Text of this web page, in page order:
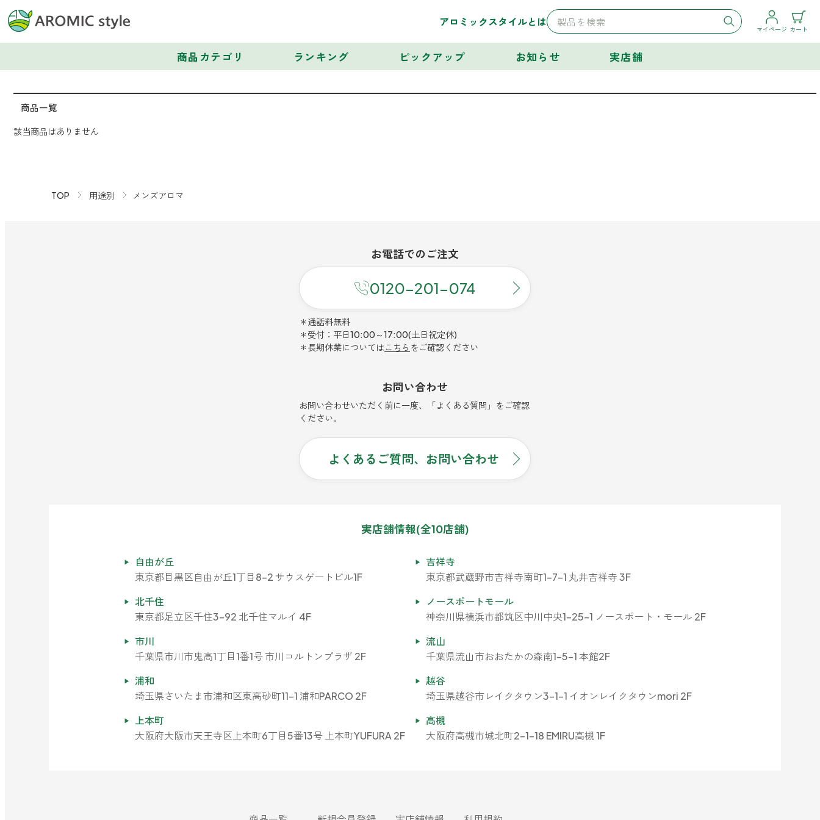
アロミックスタイルとは
マイページ カート
商品カテゴリ ランキング ピックアップ お知らせ 実店舗
商品一覧
該当商品はありません
TOP 用途別 メンズアロマ
お電話でのご注文
0120-201-074
＊通話料無料
＊受付：平日10:00～17:00(土日祝定休)
＊長期休業については こちら をご確認ください
お問い合わせ
お問い合わせいただく前に一度、「よくある質問」をご確認
ください。
よくあるご質問、お問い合わせ
実店舗情報(全10店舗)
自由が丘
東京都目黒区自由が丘1丁目8-2 サウスゲートビル1F
吉祥寺
東京都武蔵野市吉祥寺南町1-7-1 丸井吉祥寺 3F
北千住
東京都足立区千住3-92 北千住マルイ 4F
ノースポートモール
神奈川県横浜市都筑区中川中央1-25-1 ノースポート・モール 2F
市川
千葉県市川市鬼高1丁目1番1号 市川コルトンプラザ 2F
流山
千葉県流山市おおたかの森南1-5-1 本館2F
浦和
埼玉県さいたま市浦和区東高砂町11-1 浦和PARCO 2F
越谷
埼玉県越谷市レイクタウン3-1-1 イオンレイクタウンmori 2F
上本町
大阪府大阪市天王寺区上本町6丁目5番13号 上本町YUFURA 2F
高槻
大阪府高槻市城北町2-1-18 EMIRU高槻 1F